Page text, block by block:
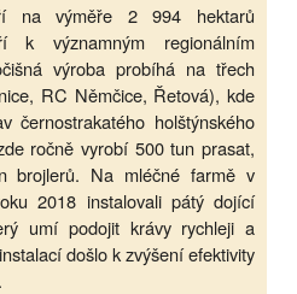
na výměře 2 994 hektarů
k významným regionálním
výroba probíhá na třech
RC Němčice, Řetová), kde
černostrakatého holštýnského
ročně vyrobí 500 tun prasat,
brojlerů. Na mléčné farmě v
2018 instalovali pátý dojící
umí podojit krávy rychleji a
došlo k zvýšení efektivity